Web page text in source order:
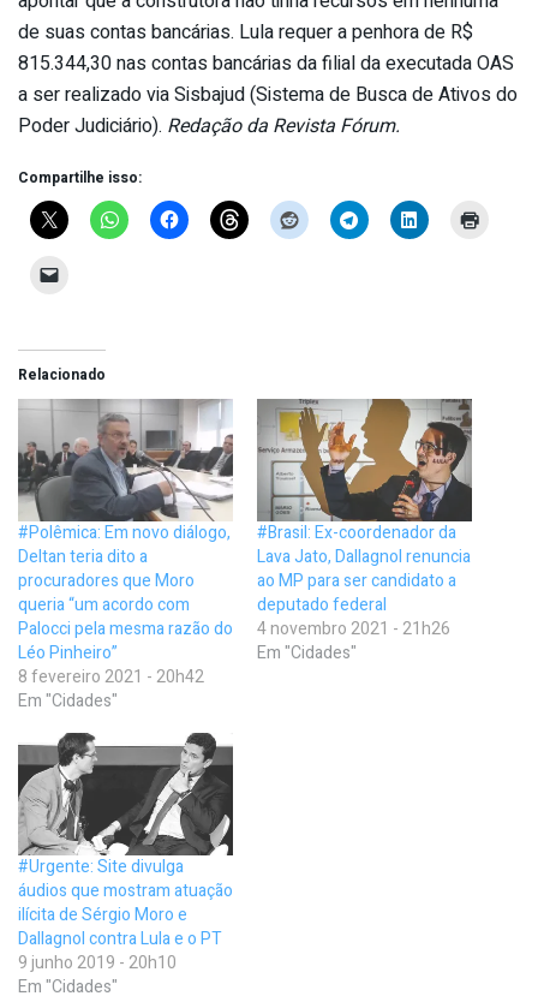
de suas contas bancárias. Lula requer a penhora de R$
815.344,30 nas contas bancárias da filial da executada OAS
a ser realizado via Sisbajud (Sistema de Busca de Ativos do
Poder Judiciário). Redação da Revista Fórum.
Compartilhe isso:
Relacionado
#Polêmica: Em novo diálogo,
Deltan teria dito a
procuradores que Moro
queria “um acordo com
Palocci pela mesma razão do
Léo Pinheiro”
8 fevereiro 2021 - 20h42
Em "Cidades"
#Brasil: Ex-coordenador da
Lava Jato, Dallagnol renuncia
ao MP para ser candidato a
deputado federal
4 novembro 2021 - 21h26
Em "Cidades"
#Urgente: Site divulga
áudios que mostram atuação
ilícita de Sérgio Moro e
Dallagnol contra Lula e o PT
9 junho 2019 - 20h10
Em "Cidades"